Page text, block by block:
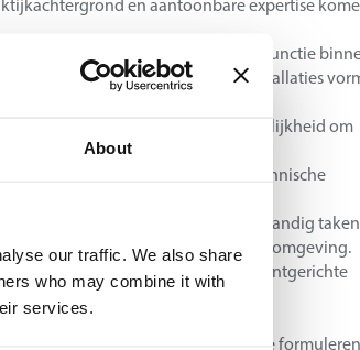
About
our traffic. We also share
who may combine it with
services.
en aantoonbare expertise
ervaring in een commerciële functie
onderhoud of nieuwe installaties
Nederlands, aangevuld met de mogelijkheid om
in het Engels en het Frans.
en efficiënt te schakelen tussen technische
werken, met het vermogen om zelfstandig taken
te functioneren binnen een teamomgeving.
ingesteld, met een uitgesproken klantgerichte
combineren met een goed
te detecteren en gepast advies te